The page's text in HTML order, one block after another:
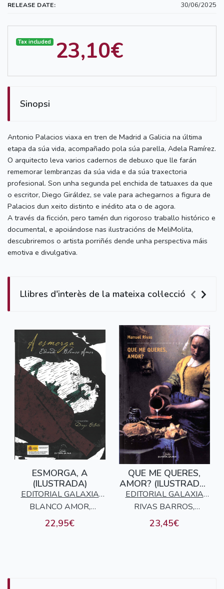
RELEASE DATE: 30/06/2025
Tax included 23,10€
Sinopsi
Antonio Palacios viaxa en tren de Madrid a Galicia na última
etapa da súa vida, acompañado pola súa parella, Adela Ramírez.
O arquitecto leva varios cadernos de debuxo que lle farán
rememorar lembranzas da súa vida e da súa traxectoria
profesional. Son unha segunda pel enchida de tatuaxes da que
o escritor, Diego Giráldez, se vale para achegarnos a figura de
Palacios dun xeito distinto e inédito ata o de agora.
A través da ficción, pero tamén dun rigoroso traballo histórico e
documental, e apoiándose nas ilustracións de MeliMolita,
descubriremos o artista porriñés dende unha perspectiva máis
emotiva e divulgativa.
Llibres d'interès de la mateixa col·lecció
ESMORGA, A
(ILUSTRADA)
EDITORIAL GALAXIA
S.A.
BLANCO AMOR,
EDUARDO
22,95€
QUE ME QUERES,
AMOR? (ILUSTRADA)
(PR. NACIONAL
LETRAS ESPAÑOLAS
EDITORIAL GALAXIA
S.A.
RIVAS BARROS,
MANUEL
23,45€